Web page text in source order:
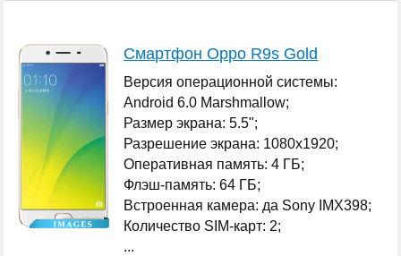
Смартфон Oppo R9s Gold
Версия операционной системы:
Android 6.0 Marshmallow;
Размер экрана: 5.5";
Разрешение экрана: 1080x1920;
Оперативная память: 4 ГБ;
Флэш-память: 64 ГБ;
Встроенная камера: да Sony IMX398;
Количество SIM-карт: 2;
...